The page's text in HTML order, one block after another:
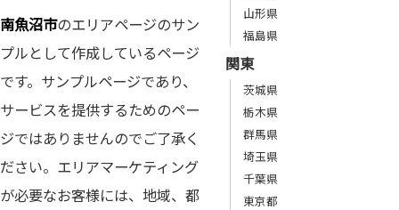
南魚沼市のエリアページのサン
プルとして作成しているページ
です。サンプルページであり、
サービスを提供するためのペー
ジではありませんのでご了承く
ださい。エリアマーケティング
が必要なお客様には、地域、都
山形県
福島県
関東
茨城県
栃木県
群馬県
埼玉県
千葉県
東京都